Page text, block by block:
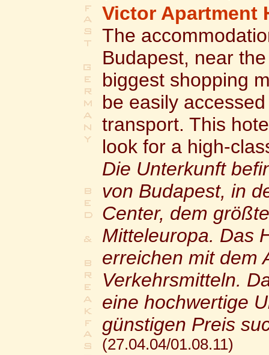
Victor Apartment
The
Budapest, near
biggest shopping
be easily
transport. This
look for a high-
Die Unterkunft
von Budapest, in
Center, dem
Mitteleuropa. Das
erreichen mit dem
Verkehrsmitteln.
eine hochwertige
günstigen Preis
(27.04.04/01.08.11)